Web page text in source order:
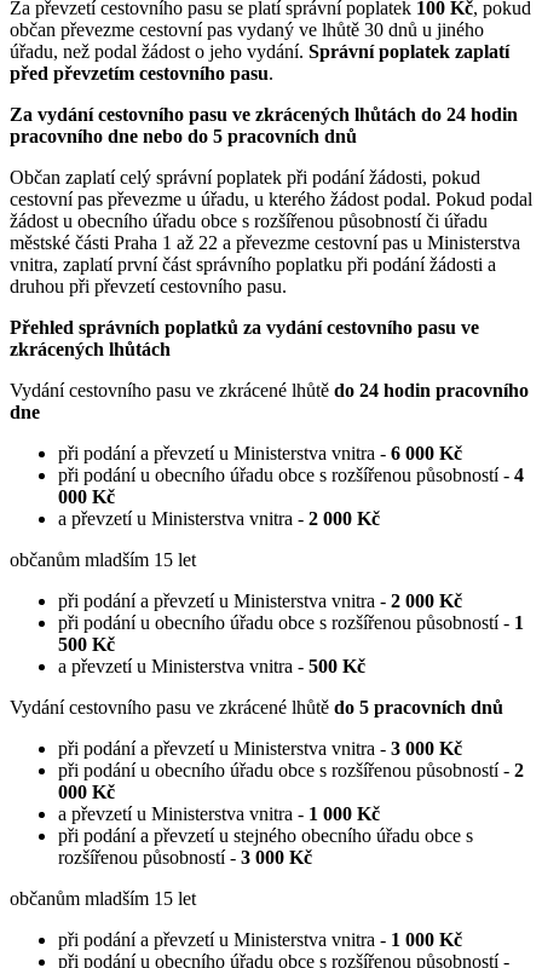
Za převzetí cestovního pasu se platí správní poplatek 100 Kč, pokud
občan převezme cestovní pas vydaný ve lhůtě 30 dnů u jiného
úřadu, než podal žádost o jeho vydání. Správní poplatek zaplatí
před převzetím cestovního pasu.
Za vydání cestovního pasu ve zkrácených lhůtách do 24 hodin
pracovního dne nebo do 5 pracovních dnů
Občan zaplatí celý správní poplatek při podání žádosti, pokud
cestovní pas převezme u úřadu, u kterého žádost podal. Pokud podal
žádost u obecního úřadu obce s rozšířenou působností či úřadu
městské části Praha 1 až 22 a převezme cestovní pas u Ministerstva
vnitra, zaplatí první část správního poplatku při podání žádosti a
druhou při převzetí cestovního pasu.
Přehled správních poplatků za vydání cestovního pasu ve
zkrácených lhůtách
Vydání cestovního pasu ve zkrácené lhůtě do 24 hodin pracovního
dne
při podání a převzetí u Ministerstva vnitra - 6 000 Kč
při podání u obecního úřadu obce s rozšířenou působností - 4
000 Kč
a převzetí u Ministerstva vnitra - 2 000 Kč
občanům mladším 15 let
při podání a převzetí u Ministerstva vnitra - 2 000 Kč
při podání u obecního úřadu obce s rozšířenou působností - 1
500 Kč
a převzetí u Ministerstva vnitra - 500 Kč
Vydání cestovního pasu ve zkrácené lhůtě do 5 pracovních dnů
při podání a převzetí u Ministerstva vnitra - 3 000 Kč
při podání u obecního úřadu obce s rozšířenou působností - 2
000 Kč
a převzetí u Ministerstva vnitra - 1 000 Kč
při podání a převzetí u stejného obecního úřadu obce s
rozšířenou působností - 3 000 Kč
občanům mladším 15 let
při podání a převzetí u Ministerstva vnitra - 1 000 Kč
při podání u obecního úřadu obce s rozšířenou působností -